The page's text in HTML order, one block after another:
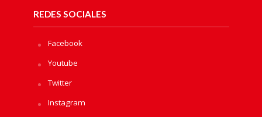
REDES SOCIALES
Facebook
Youtube
Twitter
Instagram